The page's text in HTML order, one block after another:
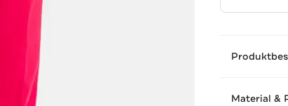
Material &